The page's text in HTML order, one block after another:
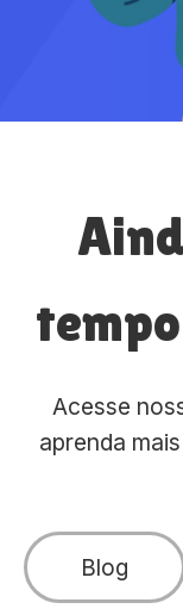
Acesse
aprenda
Blog